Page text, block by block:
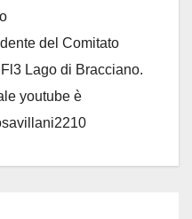
del Comitato
Lago di Bracciano.
youtube è